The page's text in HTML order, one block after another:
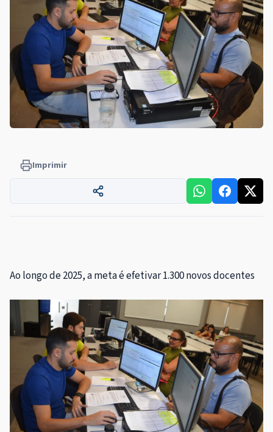
Imprimir
Ao longo de 2025, a meta é efetivar 1.300 novos docentes